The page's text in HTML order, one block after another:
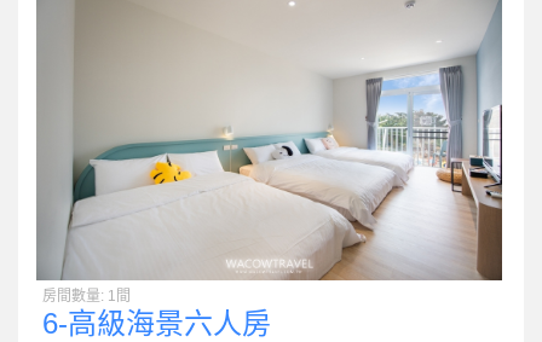
房間數量: 1間
6-高級海景六人房